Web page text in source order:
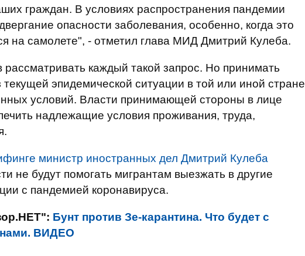
граждан. В условиях распространения пандемии
опасности заболевания, особенно, когда это
на самолете", - отметил глава МИД Дмитрий Кулеба.
каждый такой запрос. Но принимать
эпидемической ситуации в той или иной стране
условий. Власти принимающей стороны в лице
надлежащие условия проживания, труда,
министр иностранных дел Дмитрий Кулеба
не будут помогать мигрантам выезжать в другие
с пандемией коронавируса.
Бунт против Зе-карантина. Что будет с
ВИДЕО